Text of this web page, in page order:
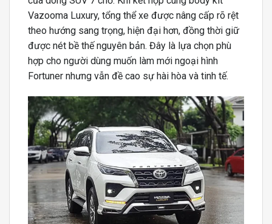
Vazooma Luxury, tổng thể xe được nâng cấp rõ rệt
theo hướng sang trọng, hiện đại hơn, đồng thời giữ
được nét bề thế nguyên bản. Đây là lựa chọn phù
hợp cho người dùng muốn làm mới ngoại hình
Fortuner nhưng vẫn đề cao sự hài hòa và tinh tế.